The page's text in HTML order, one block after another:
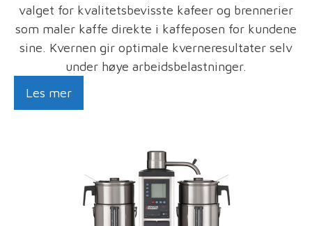
valget for kvalitetsbevisste kafeer og brennerier
som maler kaffe direkte i kaffeposen for kundene
sine. Kvernen gir optimale kverneresultater selv
under høye arbeidsbelastninger.
Les mer